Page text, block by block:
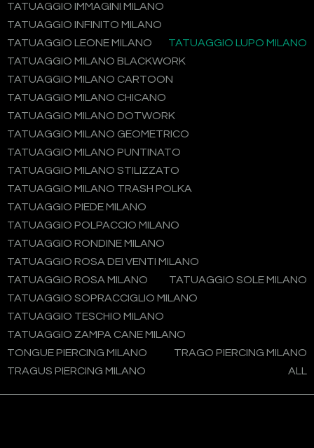
TATUAGGIO IMMAGINI MILANO
TATUAGGIO INFINITO MILANO
TATUAGGIO LEONE MILANO
TATUAGGIO LUPO MILANO
TATUAGGIO MILANO BLACKWORK
TATUAGGIO MILANO CARTOON
TATUAGGIO MILANO CHICANO
TATUAGGIO MILANO DOTWORK
TATUAGGIO MILANO GEOMETRICO
TATUAGGIO MILANO PUNTINATO
TATUAGGIO MILANO STILIZZATO
TATUAGGIO MILANO TRASH POLKA
TATUAGGIO PIEDE MILANO
TATUAGGIO POLPACCIO MILANO
TATUAGGIO RONDINE MILANO
TATUAGGIO ROSA DEI VENTI MILANO
TATUAGGIO ROSA MILANO
TATUAGGIO SOLE MILANO
TATUAGGIO SOPRACCIGLIO MILANO
TATUAGGIO TESCHIO MILANO
TATUAGGIO ZAMPA CANE MILANO
TONGUE PIERCING MILANO
TRAGO PIERCING MILANO
TRAGUS PIERCING MILANO
ALL